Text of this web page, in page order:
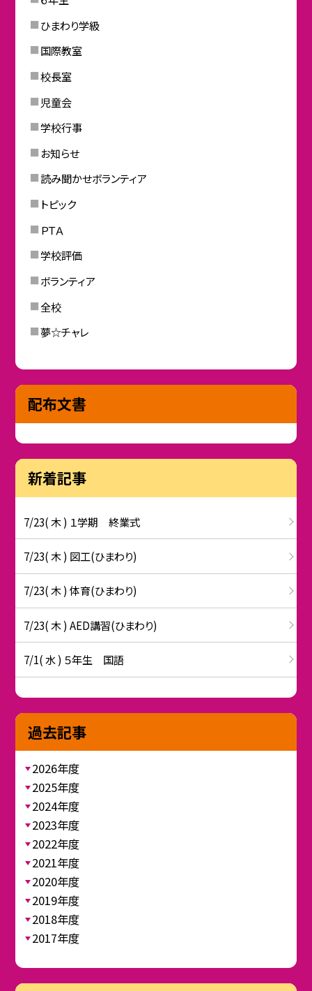
ひまわり学級
国際教室
校長室
児童会
学校行事
お知らせ
読み聞かせボランティア
トピック
ＰＴＡ
学校評価
ボランティア
全校
夢☆チャレ
配布文書
新着記事
7/23( 木 ) １学期 終業式
7/23( 木 ) 図工(ひまわり)
7/23( 木 ) 体育(ひまわり)
7/23( 木 ) AED講習(ひまわり)
7/1( 水 ) ５年生 国語
過去記事
2026年度
2025年度
2024年度
2023年度
2022年度
2021年度
2020年度
2019年度
2018年度
2017年度